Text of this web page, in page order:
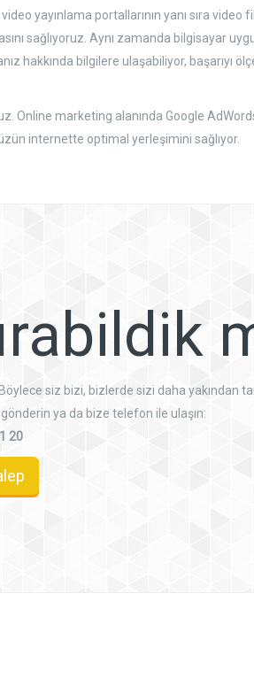
yayınlama portallarının yanı sıra video
sağlıyoruz. Aynı zamanda bilgisayar
hakkında bilgilere ulaşabiliyor, başarıyı
Online marketing alanında Google
internette optimal yerleşimini sağlıyor.
siz bizi, bizlerde sizi daha yakından
gönderin ya da bize telefon ile ulaşın:
20